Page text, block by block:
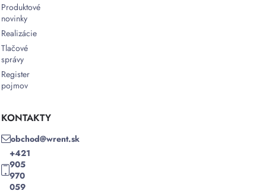
Produktové
novinky
Realizácie
Tlačové
správy
Register
pojmov
KONTAKTY
obchod@wrent.sk
+421
905
970
059